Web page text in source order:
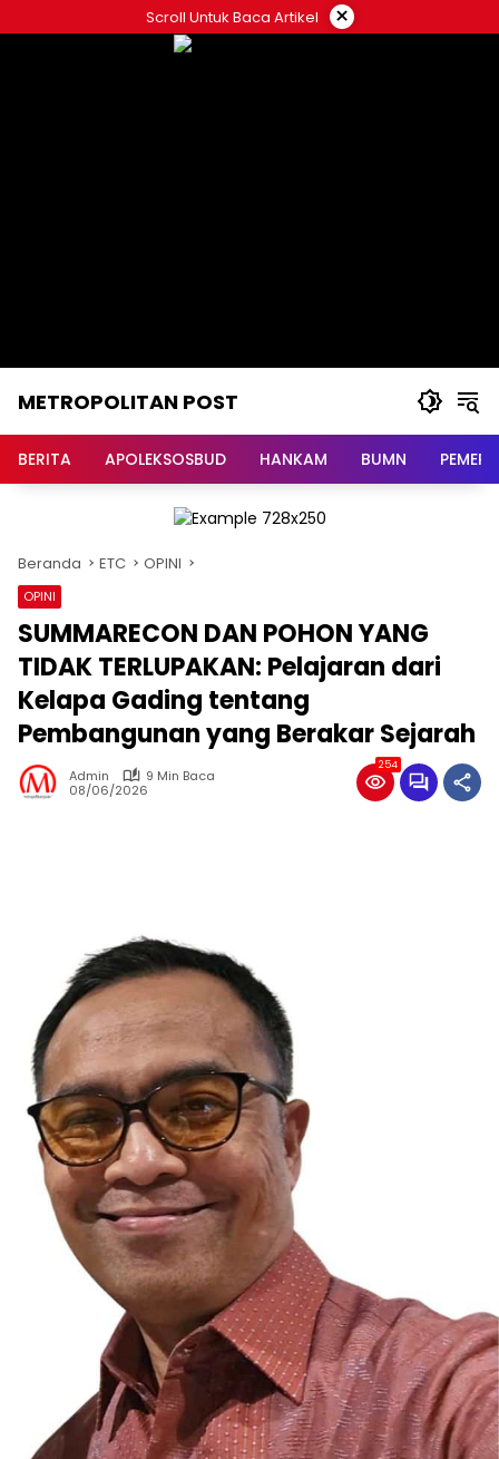
ke
Scroll Untuk Baca Artikel ×
METROPOLITAN POST
BERITA APOLEKSOSBUD HANKAM BUMN
Beranda ETC OPINI
OPINI
SUMMARECON DAN POHON YANG
TIDAK TERLUPAKAN: Pelajaran dari
Kelapa Gading tentang
Pembangunan yang Berakar Sejarah
Admin
9 Min Baca
08/06/2026
254